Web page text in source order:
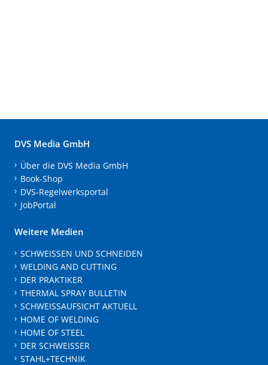
DVS Media GmbH
Über die DVS Media GmbH
Book-Shop
DVS-Regelwerksportal
JobPortal
Weitere Medien
SCHWEISSEN UND SCHNEIDEN
WELDING AND CUTTING
DER PRAKTIKER
THERMAL SPRAY BULLETIN
SCHWEISSAUFSICHT AKTUELL
HOME OF WELDING
HOME OF STEEL
DER SCHWEISSER
STAHL+TECHNIK